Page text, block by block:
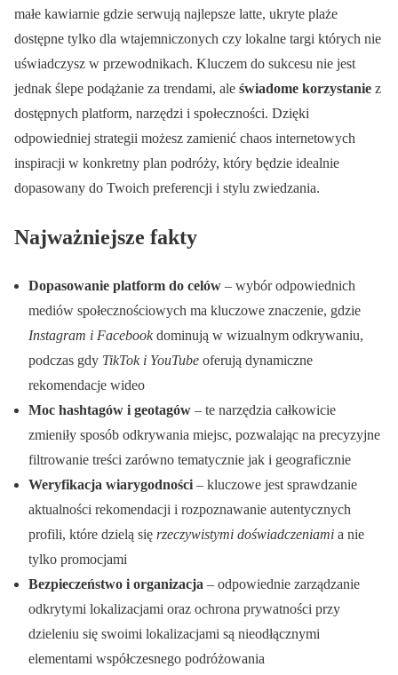
małe kawiarnie gdzie serwują najlepsze latte, ukryte plaże
dostępne tylko dla wtajemniczonych czy lokalne targi których nie
uświadczysz w przewodnikach. Kluczem do sukcesu nie jest
jednak ślepe podążanie za trendami, ale świadome korzystanie z
dostępnych platform, narzędzi i społeczności. Dzięki
odpowiedniej strategii możesz zamienić chaos internetowych
inspiracji w konkretny plan podróży, który będzie idealnie
dopasowany do Twoich preferencji i stylu zwiedzania.
Najważniejsze fakty
Dopasowanie platform do celów – wybór odpowiednich
mediów społecznościowych ma kluczowe znaczenie, gdzie
Instagram i Facebookdominują w wizualnym odkrywaniu,
podczas gdy TikTok i YouTube oferują dynamiczne
rekomendacje wideo
Moc hashtagów i geotagów – te narzędzia całkowicie
zmieniły sposób odkrywania miejsc, pozwalając na precyzyjne
filtrowanie treści zarówno tematycznie jak i geograficznie
Weryfikacja wiarygodności – kluczowe jest sprawdzanie
aktualności rekomendacji i rozpoznawanie autentycznych
profili, które dzielą się rzeczywistymi doświadczeniami a nie
tylko promocjami
Bezpieczeństwo i organizacja – odpowiednie zarządzanie
odkrytymi lokalizacjami oraz ochrona prywatności przy
dzieleniu się swoimi lokalizacjami są nieodłącznymi
elementami współczesnego podróżowania